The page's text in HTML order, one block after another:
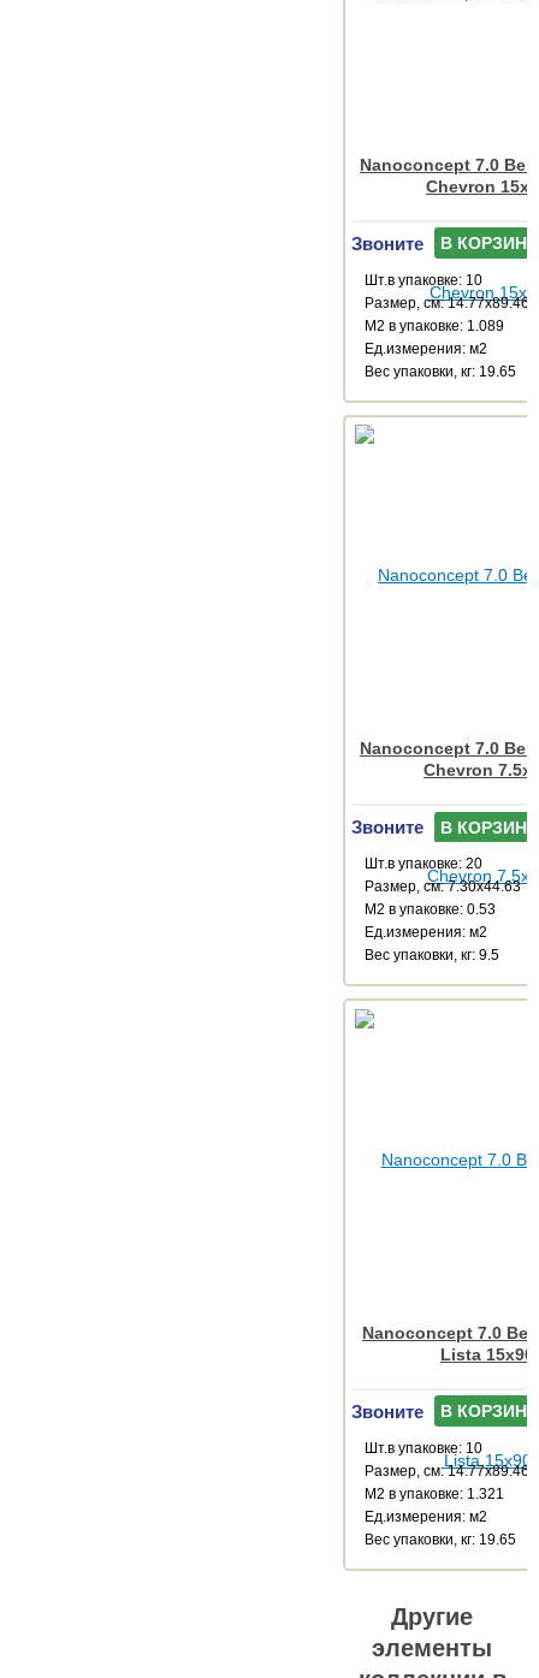
Nanoconcept 7.0
Chevron
Звоните В КОРЗИНУ
Шт.в упаковке: 10
Размер, см: 14.77x89.46
М2 в упаковке: 1.089
Ед.измерения: м2
Веc упаковки, кг: 19.65
Nanoconcept 7.0
Chevron
Звоните В КОРЗИНУ
Шт.в упаковке: 20
Размер, см: 7.30x44.63
М2 в упаковке: 0.53
Ед.измерения: м2
Веc упаковки, кг: 9.5
Nanoconcept 7.0
Lista 15x90
Звоните В КОРЗИНУ
Шт.в упаковке: 10
Размер, см: 14.77x89.46
М2 в упаковке: 1.321
Ед.измерения: м2
Веc упаковки, кг: 19.65
Другие
элементы